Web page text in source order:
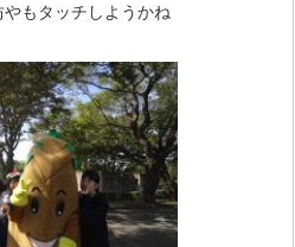
もタッチしようかね